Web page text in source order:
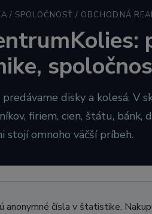
/ SPOLOČNOSŤ / OBCHODNÁ
disky a kolesá. V
firiem, cien, štátu,
stojí omnoho väčší príbeh.
anonymné čísla v štatistike.